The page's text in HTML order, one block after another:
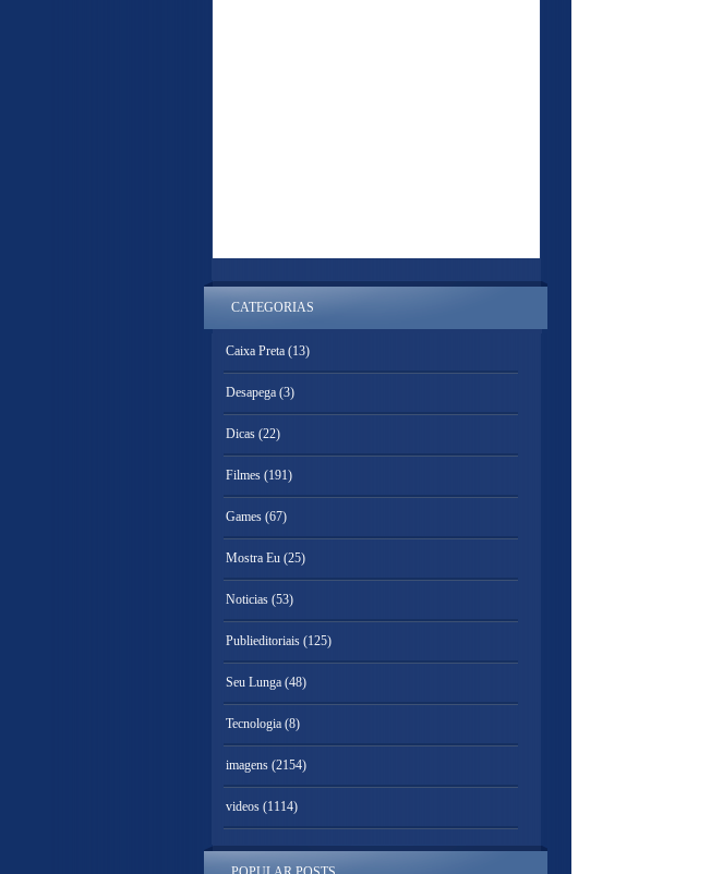
CATEGORIAS
Caixa Preta (13)
Desapega (3)
Dicas (22)
Filmes (191)
Games (67)
Mostra Eu (25)
Noticias (53)
Publieditoriais (125)
Seu Lunga (48)
Tecnologia (8)
imagens (2154)
videos (1114)